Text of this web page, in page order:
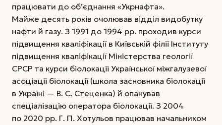
працювати до об’єднання «Укрнафта».
Майже десять років очолював відділ видобутку
нафти й газу. З 1991 до 1994 pp. проходив курси
підвищення кваліфі­кації в Київській філії Інституту
підвищення квалі­фі­кації Міністерства геології
СРСР та курси біо­локації Української міжгалузевої
асоціації біолокації (школа засновника біолокації
в Україні — В. С. Стеценка) й опанував
спеціалізацію оператора біолокації. З 2004
по 2020 рр. Г. П. Хотульов працював начальником